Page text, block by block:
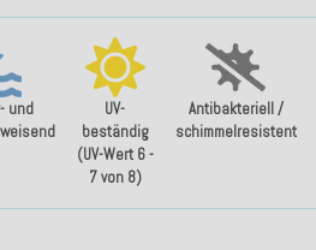
und
UV-
beständig
(UV-Wert 6 -
7 von 8)
Antibakteriell /
schimmelresistent